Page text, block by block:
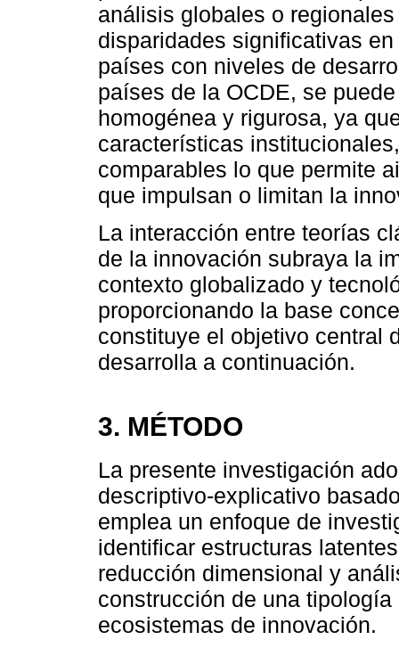
análisis globales o
disparidades significativas
países con niveles de
países de la OCDE, se
homogénea y rigurosa, ya
características
comparables lo que permite
que impulsan o limitan la
La interacción entre teorías
de la innovación subraya la
contexto globalizado y
proporcionando la base
constituye el objetivo central
desarrolla a continuación.
3. MÉTODO
La presente investigación
descriptivo-explicativo
emplea un enfoque de
identificar estructuras
reducción dimensional y
construcción de una
ecosistemas de innovación.